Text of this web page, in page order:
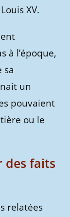
XV.
à l’époque,
sa
un
pouvaient
ou le
des faits
relatées